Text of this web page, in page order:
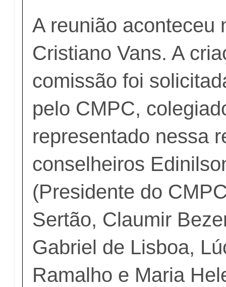
A reunião aconteceu
Cristiano Vans. A
comissão foi
pelo CMPC,
representado nessa
conselheiros
(Presidente do
Sertão, Claumir
Gabriel de Lisboa,
Ramalho e Maria